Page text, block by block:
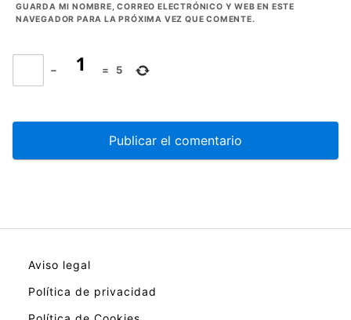
GUARDA MI NOMBRE, CORREO ELECTRÓNICO Y WEB EN ESTE
NAVEGADOR PARA LA PRÓXIMA VEZ QUE COMENTE.
− = 5
Aviso legal
Política de privacidad